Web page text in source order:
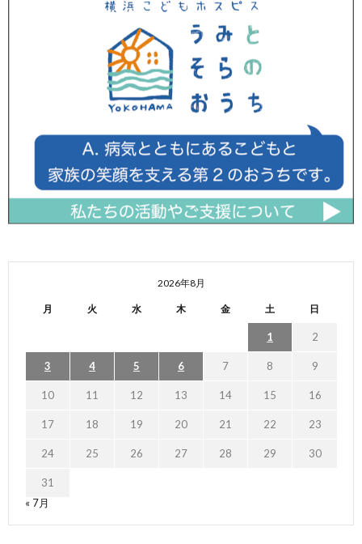
2026年8月
月 火 水 木 金 土 日
1 2
3 4 5 6 7 8 9
10 11 12 13 14 15 16
17 18 19 20 21 22 23
24 25 26 27 28 29 30
31
« 7月